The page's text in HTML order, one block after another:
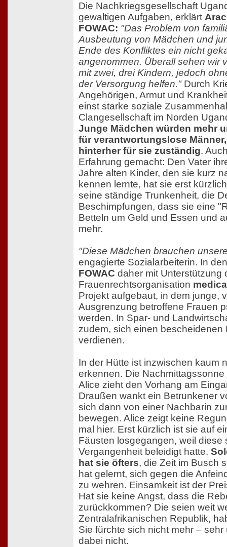
Die Nachkriegsgesellschaft
gewaltigen Aufgaben, erklärt
FOWAC: "Das Problem von
Ausbeutung von Mädchen und
Ende des Konfliktes ein nicht
angenommen. Überall sehen wir
mit zwei, drei Kindern, jedoch
der Versorgung helfen."Durch
Angehörigen, Armut und
einst starke soziale
Clangesellschaft im Norden
Junge Mädchen würden mehr
für verantwortungslose
hinterher für sie zuständig.
Erfahrung gemacht: Den Vater
Jahre alten Kinder, den sie kurz
kennen lernte, hat sie erst
seine ständige Trunkenheit, die
Beschimpfungen, dass sie eine
Betteln um Geld und Essen und
mehr.
"Diese Mädchen brauchen
engagierte Sozialarbeiterin. In
FOWAC daher mit Unterstützung
Frauenrechtsorganisation
Projekt aufgebaut, in dem junge,
Ausgrenzung betroffene Frauen
werden. In Spar- und
zudem, sich einen bescheidenen
verdienen.
In der Hütte ist inzwischen kaum
erkennen. Die
Alice zieht den Vorhang am
Draußen wankt ein Betrunkener
sich dann von einer Nachbarin
bewegen. Alice zeigt keine
mal hier. Erst kürzlich ist sie auf
Fäusten losgegangen, weil diese
Vergangenheit beleidigt hatte.
hat sie öfters, die Zeit im Busch
hat gelernt, sich gegen die
zu wehren. Einsamkeit ist der
Hat sie keine Angst, dass die
zurückkommen? Die seien weit
Zentralafrikanischen Republik,
Sie fürchte sich nicht mehr –
dabei nicht.